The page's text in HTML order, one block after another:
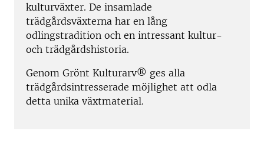
kulturväxter. De insamlade
trädgårdsväxterna har en lång
odlingstradition och en intressant kultur-
och trädgårdshistoria.
Genom Grönt Kulturarv® ges alla
trädgårdsintresserade möjlighet att odla
detta unika växtmaterial.